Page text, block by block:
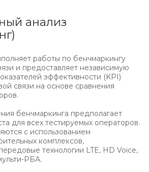
анализ
работы по бенчмаркингу
и предоставляет независимую
эффективности (KPI)
связи на основе сравнения
бенчмаркинга предполагает
для всех тестируемых операторов.
с использованием
комплексов,
технологии LTE, HD Voice,
РБА.